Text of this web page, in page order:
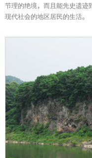
节理的绝境，而且能先史遗迹
现代社会的地区居民的生活。